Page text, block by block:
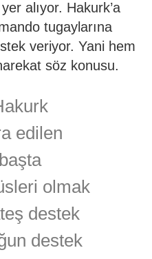
alıyor. Hakurk’a
tugaylarına
veriyor. Yani hem
söz konusu.
edilen
olmak
destek
destek